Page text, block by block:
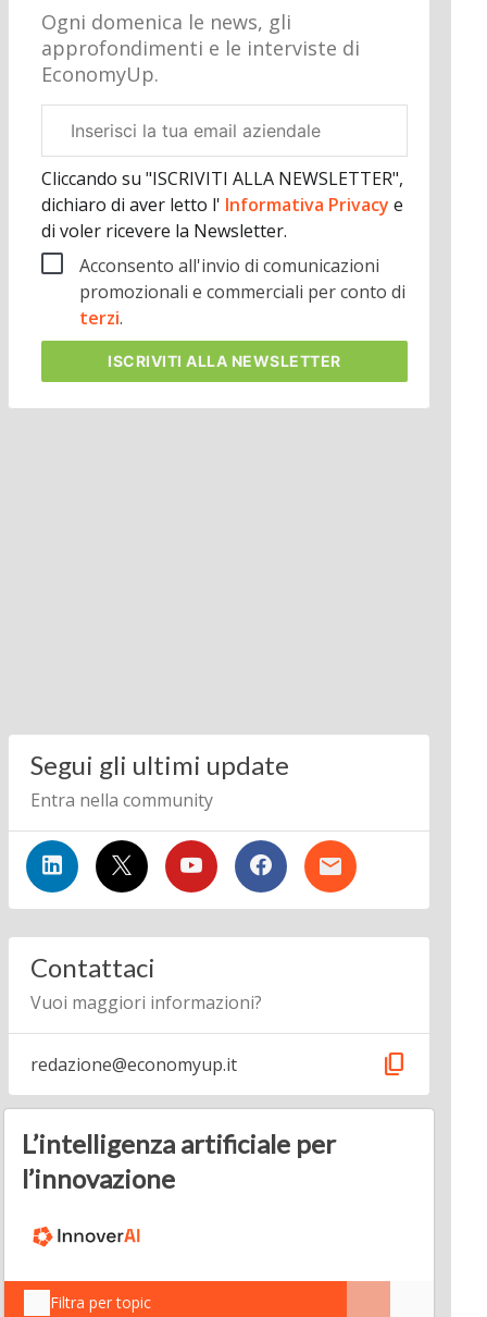
Ogni domenica le news, gli
approfondimenti e le interviste di
EconomyUp.
aziendale
Cliccando su "ISCRIVITI ALLA NEWSLETTER",
dichiaro di aver letto l' Informativa Privacye
di voler ricevere la Newsletter.
Acconsento all'invio di comunicazioni
promozionali e commerciali per conto di
terzi.
ISCRIVITIALLA NEWSLETTER
Segui gli ultimi update
Entra nella community
Contattaci
Vuoi maggiori informazioni?
redazione@economyup.it content_copy
L’intelligenza artificiale per
l’innovazione
Filtra per topic